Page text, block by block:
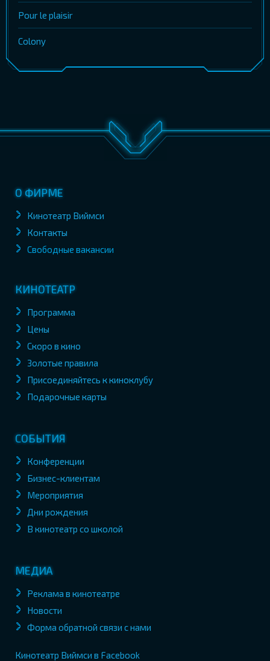
Pour le plaisir
Colony
О ФИРМЕ
Кинотеатр Виймси
Контакты
Свободные вакансии
КИНОТЕАТР
Программа
Цены
Скоро в кино
Золотые правила
Присоединяйтесь к киноклубу
Подарочные карты
СОБЫТИЯ
Конференции
Бизнес-клиентам
Мероприятия
Дни рождения
В кинотеатр со школой
МЕДИА
Реклама в кинотеатре
Новости
Форма обратной связи с нами
Кинотеатр Виймси в Facebook